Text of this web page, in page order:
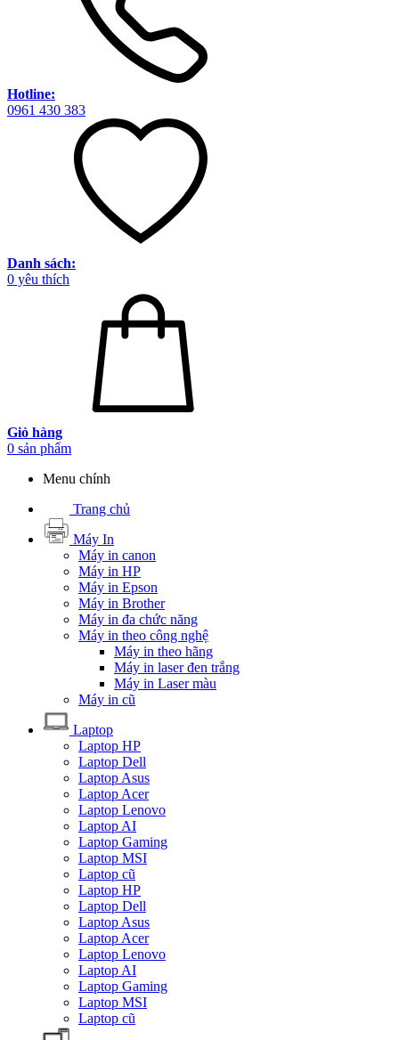
Hotline:
0961 430 383
Danh sách:
0 yêu thích
Giỏ hàng
0 sản phẩm
Menu chính
Trang chủ
Máy In
Máy in canon
Máy in HP
Máy in Epson
Máy in Brother
Máy in đa chức năng
Máy in theo công nghệ
Máy in theo hãng
Máy in laser đen trắng
Máy in Laser màu
Máy in cũ
Laptop
Laptop HP
Laptop Dell
Laptop Asus
Laptop Acer
Laptop Lenovo
Laptop AI
Laptop Gaming
Laptop MSI
Laptop cũ
Laptop HP
Laptop Dell
Laptop Asus
Laptop Acer
Laptop Lenovo
Laptop AI
Laptop Gaming
Laptop MSI
Laptop cũ